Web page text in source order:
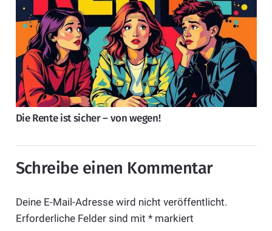
Die Rente ist sicher – von wegen!
Schreibe einen Kommentar
Deine E-Mail-Adresse wird nicht veröffentlicht.
Erforderliche Felder sind mit *markiert